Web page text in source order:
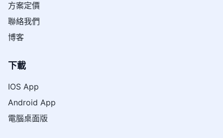
方案定價
聯絡我們
博客
下載
IOS App
Android App
電腦桌面版